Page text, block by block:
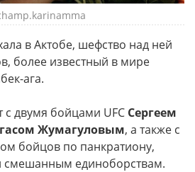
в Актобе, шефство над ней
более известный в мире
ага.
двумя бойцами UFC Сергеем
Жумагуловым, а также с
бойцов по панкратиону,
единоборствам.